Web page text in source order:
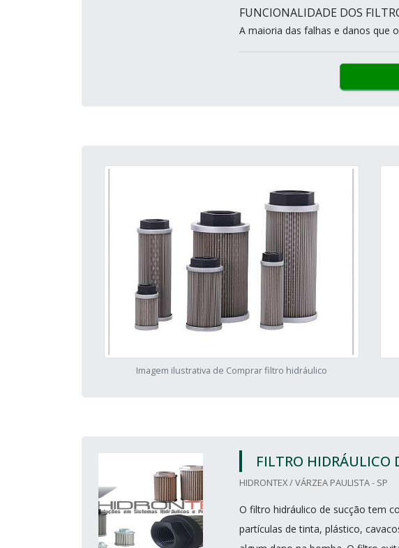
FUNCIONALIDADE DOS
A maioria das falhas e danos que
Imagem ilustrativa de Comprar filtro hidráulico
FILTRO HIDRÁULICO
HIDRONTEX / VÁRZEA PAULISTA - SP
O filtro hidráulico de sucção tem
partículas de tinta, plástico,